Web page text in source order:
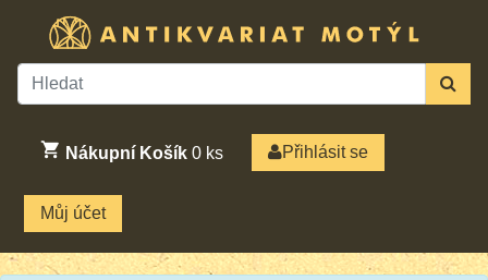
Nákupní Košík 0 ks Přihlásit se
Můj účet